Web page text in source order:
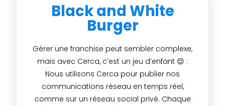
Black and White
Burger
Gérer une franchise peut sembler complexe,
mais avec Cerca, c’est un jeu d’enfant 😌 :
Nous utilisons Cerca pour publier nos
communications réseau en temps réel,
comme sur un réseau social privé. Chaque